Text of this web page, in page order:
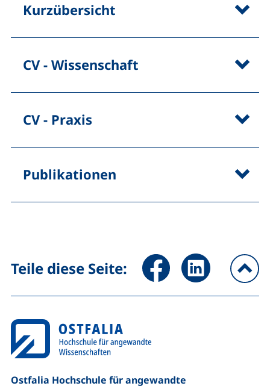
Kurzübersicht
CV - Wissenschaft
CV - Praxis
Publikationen
Teile diese Seite: Seite über Facebook teilen
Seite über
Ostfalia Hochschule für angewandte